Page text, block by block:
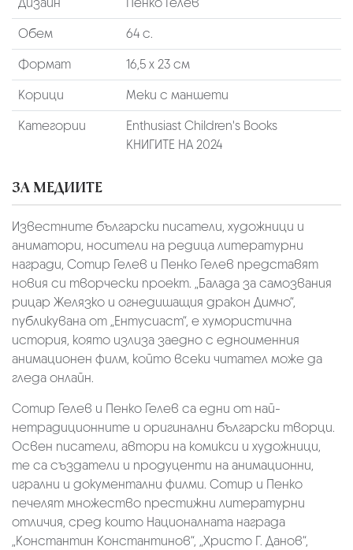
Обем
64 с.
Формат
16,5 х 23 см
Корици
Меки с маншети
Категории
Enthusiast Children's Books
КНИГИТЕ НА 2024
ЗА МЕДИИТЕ
Известните български писатели, художници и
аниматори, носители на редица литературни
награди, Сотир Гелев и Пенко Гелев представят
новия си творчески проект. „Балада за самозвания
рицар Желязко и огнедишащия дракон Димчо“,
публикувана от „Ентусиаст“, е хумористична
история, която излиза заедно с едноименния
анимационен филм, който всеки читател може да
гледа онлайн.
Сотир Гелев и Пенко Гелев са едни от най-
нетрадиционните и оригинални български творци.
Освен писатели, автори на комикси и художници,
те са създатели и продуценти на анимационни,
игрални и документални филми. Сотир и Пенко
печелят множество престижни литературни
отличия, сред които Националната награда
„Константин Константинов“, „Христо Г. Данов“,